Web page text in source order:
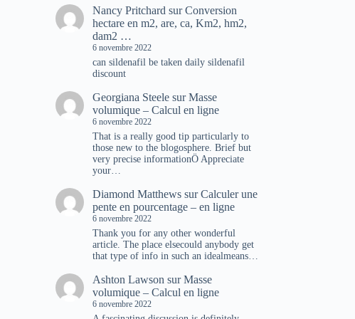
Nancy Pritchard surConversion
hectare en m2, are, ca, Km2, hm2,
dam2 …
6 novembre 2022
can sildenafil be taken daily sildenafil
discount
Georgiana Steele surMasse
volumique – Calcul en ligne
6 novembre 2022
That is a really good tip particularly to
those new to the blogosphere. Brief but
very precise informationÖ Appreciate
your…
Diamond Matthews surCalculer une
pente en pourcentage – en ligne
6 novembre 2022
Thank you for any other wonderful
article. The place elsecould anybody get
that type of info in such an idealmeans…
Ashton Lawson surMasse
volumique – Calcul en ligne
6 novembre 2022